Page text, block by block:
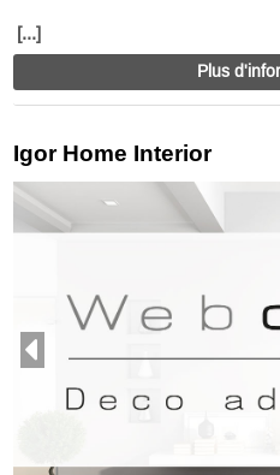
[...]
Plus
Igor Home Interior